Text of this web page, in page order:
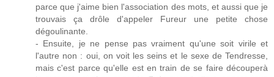
parce que j'aime bien l'association des mots, et aussi que je
trouvais ça drôle d'appeler Fureur une petite chose
dégoulinante.
- Ensuite, je ne pense pas vraiment qu'une soit virile et
l'autre non : oui, on voit les seins et le sexe de Tendresse,
mais c'est parce qu'elle est en train de se faire découperà